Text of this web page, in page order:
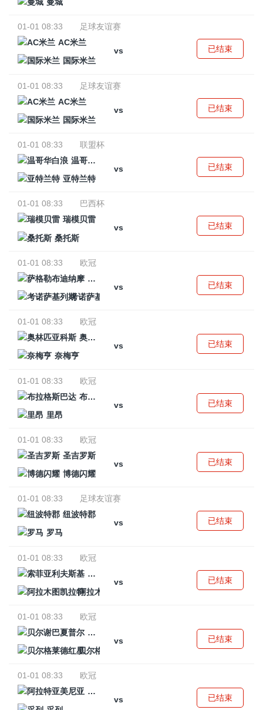
01-01 08:33
足球友谊赛
AC米兰
vs
国际米兰
已结束
01-01 08:33
足球友谊赛
AC米兰
vs
国际米兰
已结束
01-01 08:33
联盟杯
温哥华白浪
vs
亚特兰特
已结束
01-01 08:33
巴西杯
瑞模贝雷
vs
桑托斯
已结束
01-01 08:33
欧冠
萨格勒布迪纳摩
vs
考诺萨基列斯
已结束
01-01 08:33
欧冠
奥林匹亚科斯
vs
奈梅亨
已结束
01-01 08:33
欧冠
布拉格斯巴达
vs
里昂
已结束
01-01 08:33
欧冠
圣吉罗斯
vs
博德闪耀
已结束
01-01 08:33
足球友谊赛
纽波特郡
vs
罗马
已结束
01-01 08:33
欧冠
索菲亚利夫斯基
vs
阿拉木图凯拉特
已结束
01-01 08:33
欧冠
贝尔谢巴夏普尔
vs
贝尔格莱德红星
已结束
01-01 08:33
欧冠
阿拉特亚美尼亚
vs
已结束